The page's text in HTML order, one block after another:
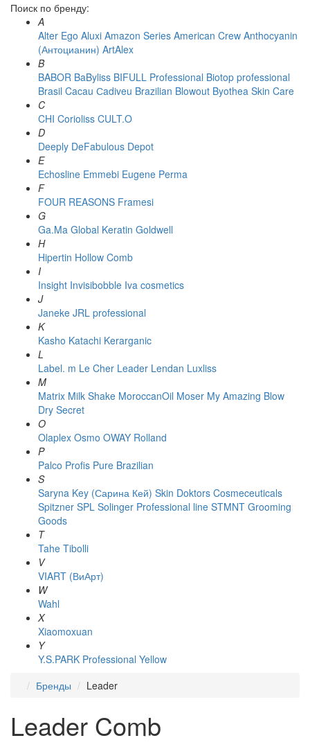
Поиск по бренду:
A
Alter Ego Aluxi Amazon Series American Crew Anthocyanin
(Антоцианин) ArtAlex
B
BABOR BaByliss BIFULL Professional Biotop professional
Brasil Cacau Сadiveu Brazilian Blowout Byothea Skin Care
C
CHI Corioliss CULT.O
D
Deeply DeFabulous Depot
E
Echosline Emmebi Eugene Perma
F
FOUR REASONS Framesi
G
Ga.Ma Global Keratin Goldwell
H
Hipertin Hollow Comb
I
Insight Invisibobble Iva cosmetics
J
Janeke JRL professional
K
Kasho Katachi Kerarganic
L
Label. m Le Cher Leader Lendan Luxliss
M
Matrix Milk Shake MoroccanOil Moser My Amazing Blow
Dry Secret
O
Olaplex Osmo OWAY Rolland
P
Palco Profis Pure Brazilian
S
Saryna Key (Сарина Кей) Skin Doktors Cosmeceuticals
Spitzner SPL Solinger Professional line STMNT Grooming
Goods
T
Tahe Tibolli
V
VIART (ВиАрт)
W
Wahl
X
Xiaomoxuan
Y
Y.S.PARK Professional Yellow
Бренды
Leader
Leader Comb